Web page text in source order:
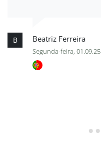
B Beatriz Ferreira
Segunda-feira, 01.09.25